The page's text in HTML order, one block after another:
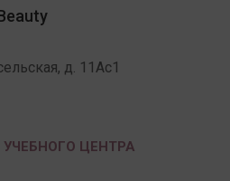
д. 11Ас1
ЦЕНТРА